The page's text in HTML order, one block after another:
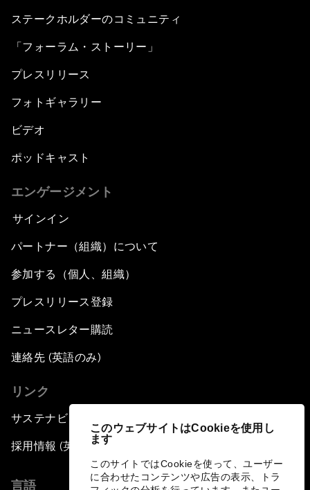
このウェブサイトはCookieを使用し
ます
このサイトではCookieを使って、ユーザー
に合わせたコンテンツや広告の表示、トラ
ステークホルダーのコミュニティ
「フォーラム・ストーリー」
プレスリリース
フォトギャラリー
ビデオ
ポッドキャスト
エンゲージメント
サインイン
パートナー（組織）について
参加する（個人、組織）
プレスリリース登録
ニュースレター購読
連絡先 (英語のみ)
リンク
サステナビリティへの取り組み
採用情報 (英語のみ)
言語